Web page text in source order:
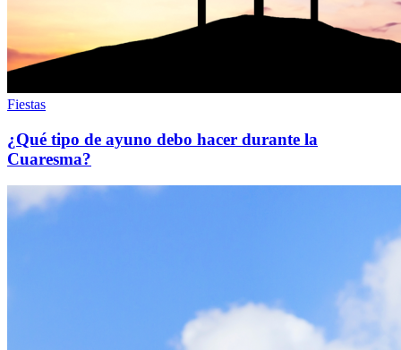
Fiestas
¿Qué tipo de ayuno debo hacer durante la
Cuaresma?